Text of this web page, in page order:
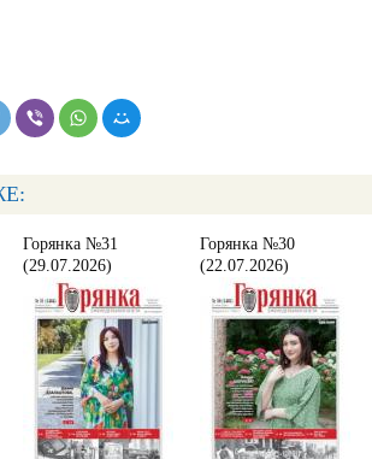
Горянка №31
(29.07.2026)
Горянка №30
(22.07.2026)